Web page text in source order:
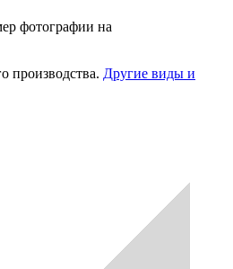
фотографии на
производства. Другие виды и